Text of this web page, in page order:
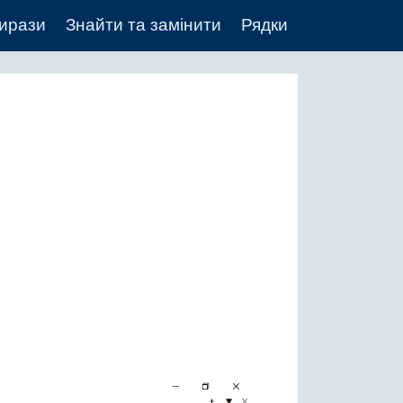
Знайти та замінити Рядки